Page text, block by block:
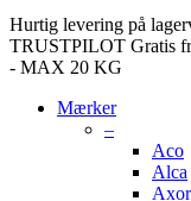
Hurtig levering på
TRUSTPILOT Gratis
- MAX 20 KG
Mærker
–
Aco
Alca
Axor